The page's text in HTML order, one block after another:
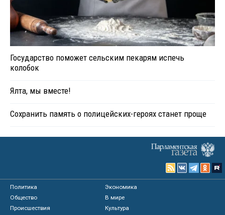
Государство поможет сельским пекарям испечь
колобок
Ялта, мы вместе!
Сохранить память о полицейских-героях станет проще
Политика
Экономика
Общество
В мире
Происшествия
Культура